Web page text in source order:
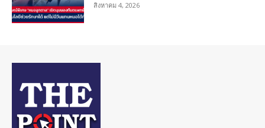
สิงหาคม 4, 2026